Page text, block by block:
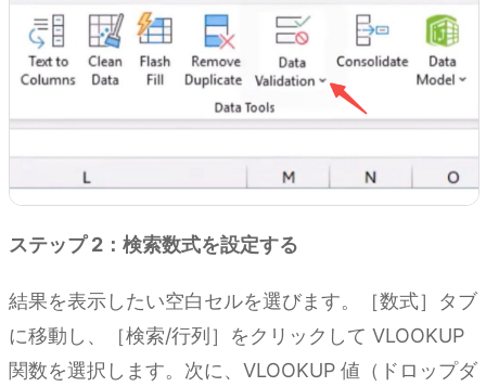
ステップ 2：検索数式を設定する
結果を表示したい空白セルを選びます。［数式］タブ
に移動し、［検索/行列］をクリックして VLOOKUP
関数を選択します。次に、VLOOKUP 値（ドロップダ